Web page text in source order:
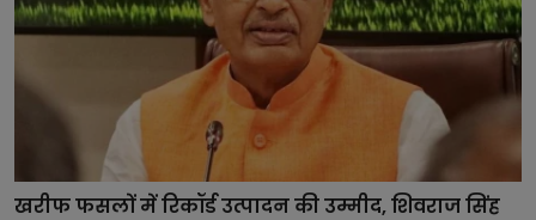
खरीफ फसलों में रिकॉर्ड उत्पादन की उम्मीद, शिवराज सिंह